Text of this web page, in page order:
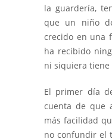
la guardería,
que un niño
crecido en una
ha recibido
ni siquiera tiene
El primer día
cuenta de que
más facilidad
no confundir el